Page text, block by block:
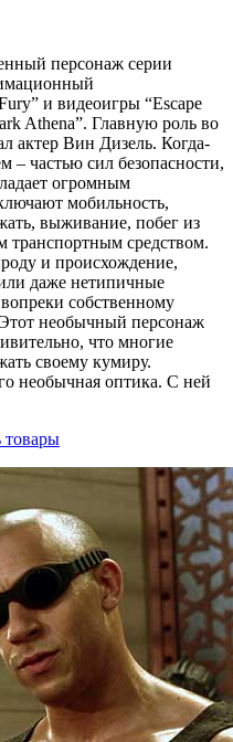
персонаж серии
и видеоигры “Escape
Athena”. Главную роль во
актер Вин Дизель. Когда-
– частью сил безопасности,
огромным
мобильность,
выживание, побег из
средством.
и происхождение,
даже нетипичные
собственному
необычный персонаж
что многие
своему кумиру.
необычная оптика. С ней
товары